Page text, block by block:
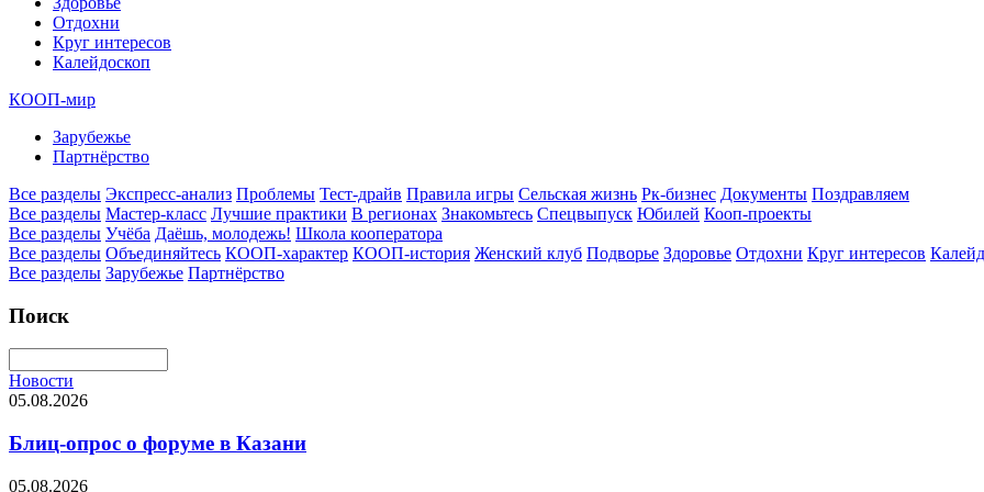
Отдохни
Круг интересов
Калейдоскоп
КООП-мир
Зарубежье
Партнёрство
Все разделы Экспресс-анализ Проблемы Тест-драйв Правила игры Сельская жизнь Рк-бизнес Документы Поздравляем
Все разделы Мастер-класс Лучшие практики В регионах Знакомьтесь Спецвыпуск Юбилей Кооп-проекты
Все разделы Учёба Даёшь, молодежь! Школа кооператора
Все разделы Объединяйтесь КООП-характер КООП-история Женский клуб Подворье Здоровье Отдохни Круг интересов
Все разделы Зарубежье Партнёрство
Поиск
Новости
05.08.2026
Блиц-опрос о форуме в Казани
05.08.2026